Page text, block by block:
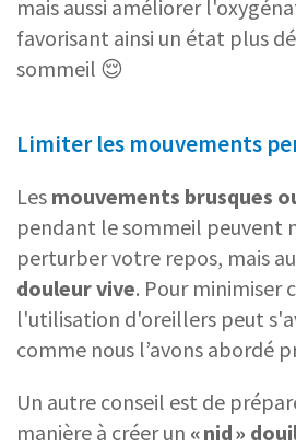
mais aussi améliorer
favorisant ainsi un état plus
sommeil 😌
Limiter les mouvements
Les mouvements brusques
pendant le sommeil peuvent
perturber votre repos, mais
douleur vive. Pour minimiser
l'utilisation d'oreillers peut
comme nous l’avons abordé
Un autre conseil est de
manière à créer un « nid »